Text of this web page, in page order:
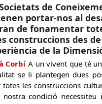
de
portar-nos al
de fonamentar
construccions des de
de la
Corbí A un vivent que té
se li plantegen dues
totes les construccions
nostra condició